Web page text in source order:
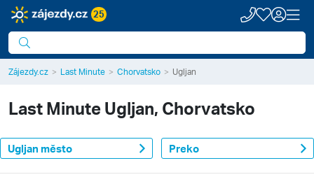
25
Zájezdy.cz Last Minute Chorvatsko Ugljan
Last MinuteUgljan, Chorvatsko
Ugljan město Preko